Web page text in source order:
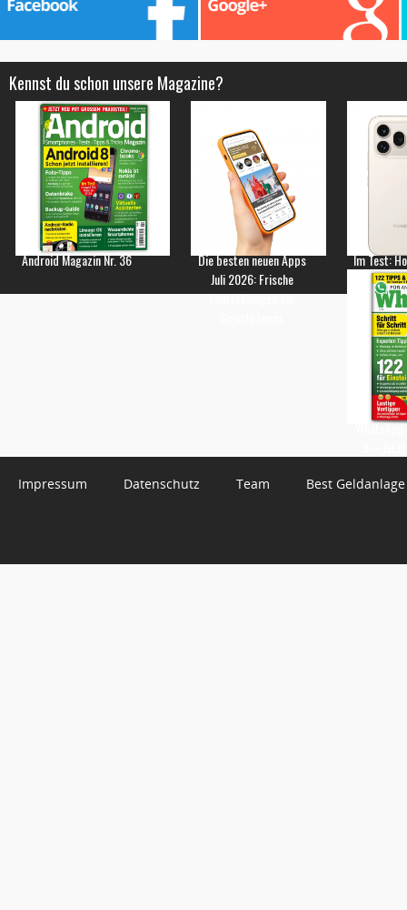
Kennst du schon unsere Magazine?
Android Magazin Nr. 36
Die besten neuen Apps
Juli 2026: Frische
Empfehlungen für
Im Test:
Impressum Datenschutz Team Best Geldanlage